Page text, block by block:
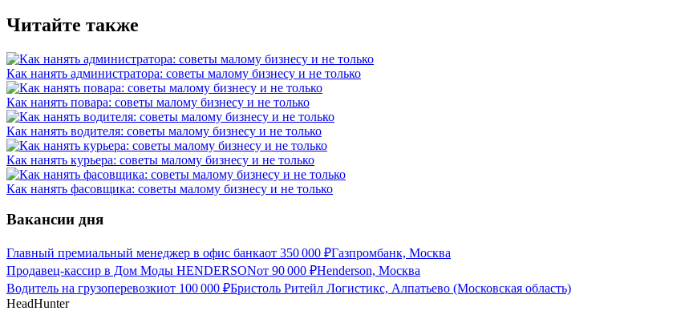
Читайте также
Как нанять администратора: советы малому бизнесу и не только
Как нанять повара: советы малому бизнесу и не только
Как нанять водителя: советы малому бизнесу и не только
Как нанять курьера: советы малому бизнесу и не только
Как нанять фасовщика: советы малому бизнесу и не только
Вакансии дня
Главный премиальный менеджер в офис банкаот 350 000 ₽Газпромбанк, Москва
Продавец-кассир в Дом Моды HENDERSONот 90 000 ₽Henderson, Москва
Водитель на грузоперевозкиот 100 000 ₽Бристоль Ритейл Логистикс, Алпатьево (Московская область)
HeadHunter